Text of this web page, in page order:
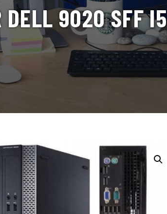
DELL 9020 SFF